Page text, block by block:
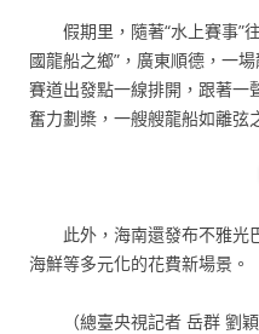
假期里，隨著“水上賽事”
國龍船之鄉”，廣東順德，一
賽道出發點一線排開，跟著一
奮力劃槳，一艘艘龍船如離弦
此外，海南還發布不雅光
海鮮等多元化的花費新場景。
（總臺央視記者 岳群 劉